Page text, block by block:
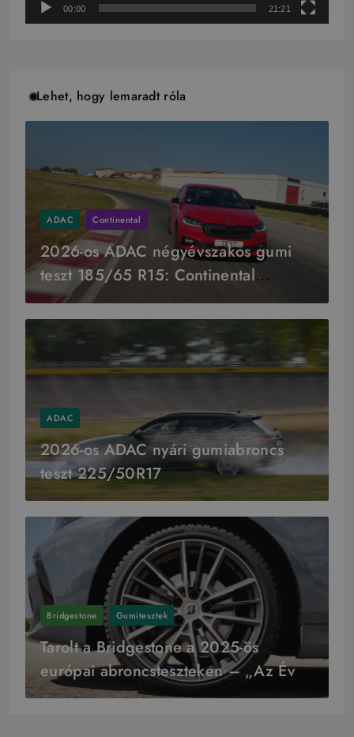
00:00 21:21
Lehet, hogy lemaradt róla
ADAC Continental
2026-os ADAC négyévszakos gumi
teszt 185/65 R15: Continental
győzelem
ADAC
2026-os ADAC nyári gumiabroncs
teszt 225/50R17
Bridgestone Gumitesztek
Tarolt a Bridgestone a 2025-ös
európai abroncsteszteken – „Az Év
Gyártója” cím is az övék